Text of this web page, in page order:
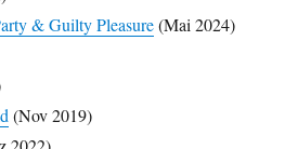
& Guilty Pleasure(Mai 2024)
(Nov 2019)